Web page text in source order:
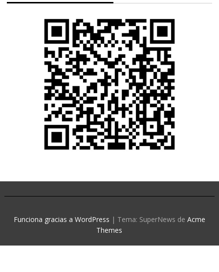
Funciona gracias a WordPress | Tema: SuperNews de Acme
Themes